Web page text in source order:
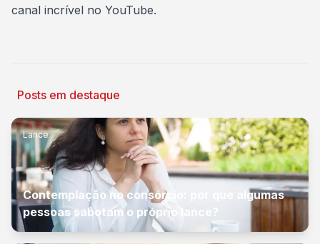
canal incrível no YouTube.
Posts em destaque
Lance
Contemplação no consórcio: por que algumas
pessoas sabotam o próprio lance?